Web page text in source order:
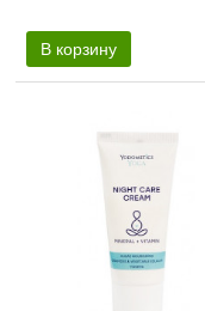
В корзину